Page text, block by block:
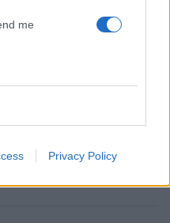
me
Privacy Policy
ειδησεογραφία και τα